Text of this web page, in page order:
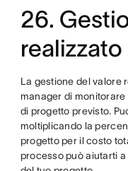
26.
realizzato
La gestione del valore
manager di
di progetto previsto.
moltiplicando la
progetto per il costo
processo può aiutarti